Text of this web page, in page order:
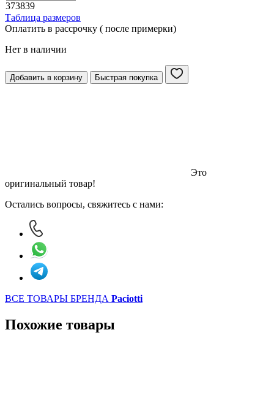
373839
Таблица размеров
Оплатить в рассрочку ( после примерки)
Нет в наличии
Добавить в корзину Быстрая покупка
Это
оригинальный товар!
Остались вопросы, свяжитесь с нами:
ВСЕ ТОВАРЫ БРЕНДА Paciotti
Похожие товары